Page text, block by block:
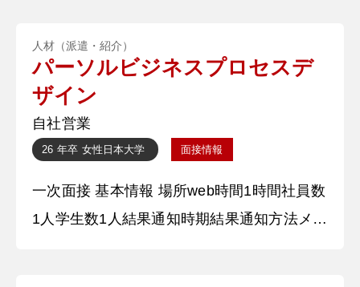
も、お客様目線で考えることを第一とし、多
くのお客様に感謝された経験があります。
【深掘質問】 アルバイトでクレーム対応は
行ったのですか。 【深堀質問回答】 飲食店
でのアルバ
人材（派遣・紹介）
パーソルビジネスプロセスデ
ザイン
自社営業
26 年卒 女性 日本大学 面接情報
一次面接 基本情報 場所web時間1時間社員数
1人学生数1人結果通知時期結果通知方法メー